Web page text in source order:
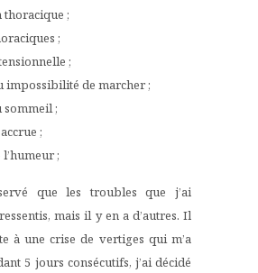
;
;
;
impossibilité de marcher ;
;
;
;
que les troubles que j’ai
mais il y en a d’autres. Il
à une crise de vertiges qui m’a
5 jours consécutifs, j’ai décidé